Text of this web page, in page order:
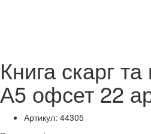
Книга скарг
А5 офсет 22
Артикул: 44305